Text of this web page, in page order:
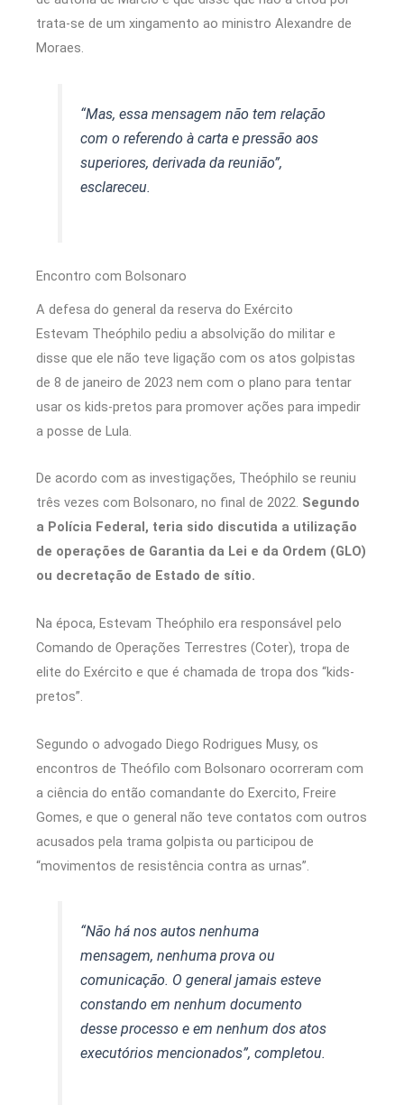
trata-se de um xingamento ao ministro Alexandre de
Moraes.
“Mas, essa mensagem não tem relação
com o referendo à carta e pressão aos
superiores, derivada da reunião”,
esclareceu.
Encontro com Bolsonaro
A defesa do general da reserva do Exército
Estevam Theóphilo pediu a absolvição do militar e
disse que ele não teve ligação com os atos golpistas
de 8 de janeiro de 2023 nem com o plano para tentar
usar os kids-pretos para promover ações para impedir
a posse de Lula.
De acordo com as investigações, Theóphilo se reuniu
três vezes com Bolsonaro, no final de 2022. Segundo
a Polícia Federal, teria sido discutida a utilização
de operações de Garantia da Lei e da Ordem (GLO)
ou decretação de Estado de sítio.
Na época, Estevam Theóphilo era responsável pelo
Comando de Operações Terrestres (Coter), tropa de
elite do Exército e que é chamada de tropa dos “kids-
pretos”.
Segundo o advogado Diego Rodrigues Musy, os
encontros de Theófilo com Bolsonaro ocorreram com
a ciência do então comandante do Exercito, Freire
Gomes, e que o general não teve contatos com outros
acusados pela trama golpista ou participou de
“movimentos de resistência contra as urnas”.
“Não há nos autos nenhuma
mensagem, nenhuma prova ou
comunicação. O general jamais esteve
constando em nenhum documento
desse processo e em nenhum dos atos
executórios mencionados”, completou.